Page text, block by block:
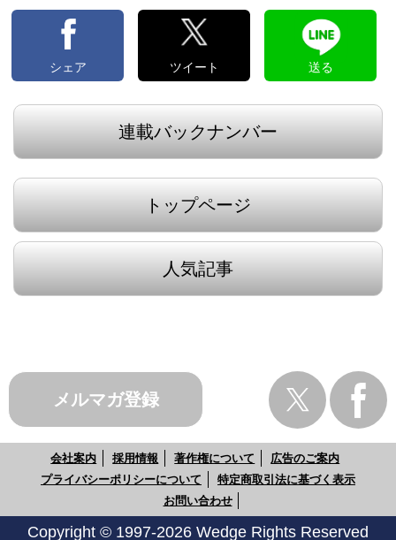
シェア ツイート 送る
連載バックナンバー
トップページ
人気記事
メルマガ登録
会社案内 採用情報 著作権について
広告のご案内
プライバシーポリシーについて
特定商取引法に基づく表示
お問い合わせ
Copyright © 1997-2026 Wedge Rights Reserved